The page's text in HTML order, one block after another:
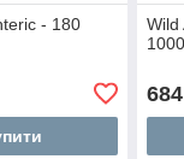
- 180
Wild
684